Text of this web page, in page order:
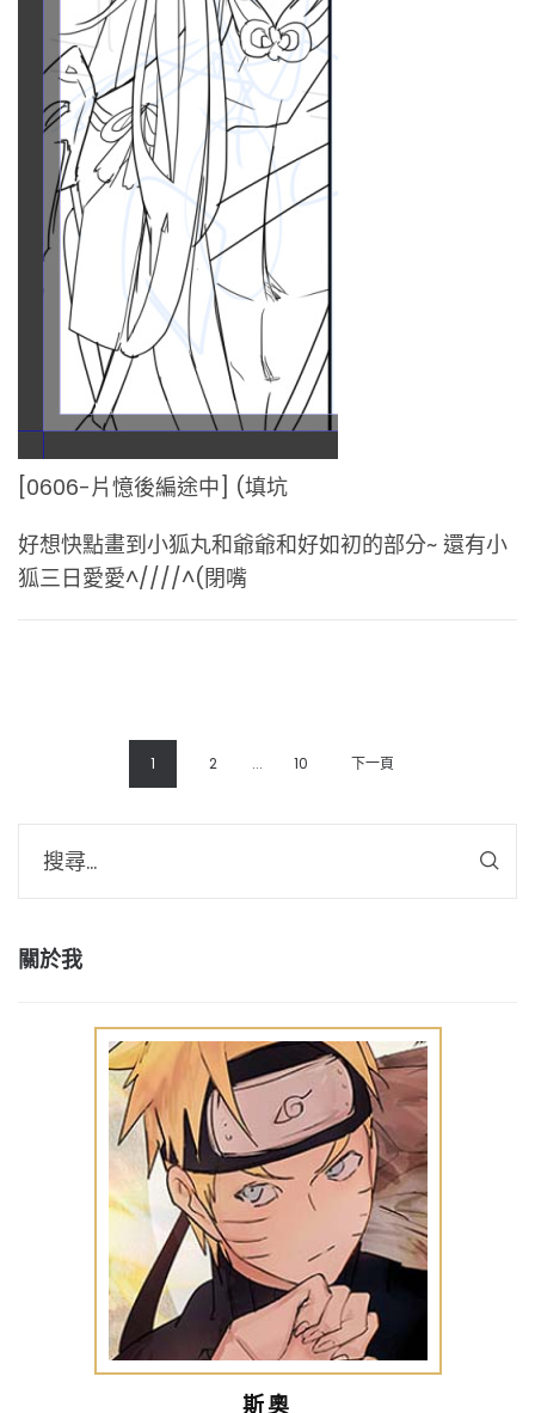
[0606-片憶後編途中] (填坑
好想快點畫到小狐丸和爺爺和好如初的部分~ 還有小
狐三日愛愛^////^(閉嘴
1 2 ... 10 下一頁
關於我
斯奧